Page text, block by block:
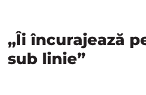
„Îi încurajează
sub linie”